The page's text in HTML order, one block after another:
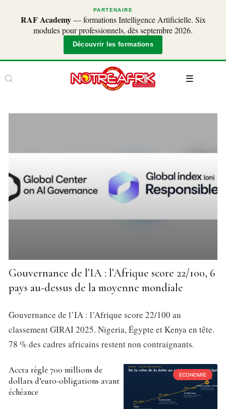
PARTENAIRE
RAF Academy— formations Intelligence Artificielle. Six
modules pour professionnels, dès septembre 2026.
Découvrir les formations
Gouvernance de l’IA : l’Afrique score 22/100, 6
pays au-dessus de la moyenne mondiale
Gouvernance de l’IA : l’Afrique score 22/100 au
classement GIRAI 2025. Nigeria, Égypte et Kenya en tête.
78 % des cadres africains restent non contraignants.
ECONOMIE
Accra règle 700 millions de
dollars d’euro-obligations avant
échéance